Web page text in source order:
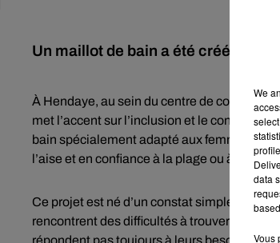
Un maillot de bain a été créé à
À Hendaye, au sein du centre de
met l’accent sur l’inclusion et le confort
bain spécialement adapté aux femmes
l’aise et en confiance à la plage ou à la
Ce projet est né d’un constat simple :
rencontrent des difficultés à trouver des
répondent pas toujours à leurs besoins en
We
data
Vous